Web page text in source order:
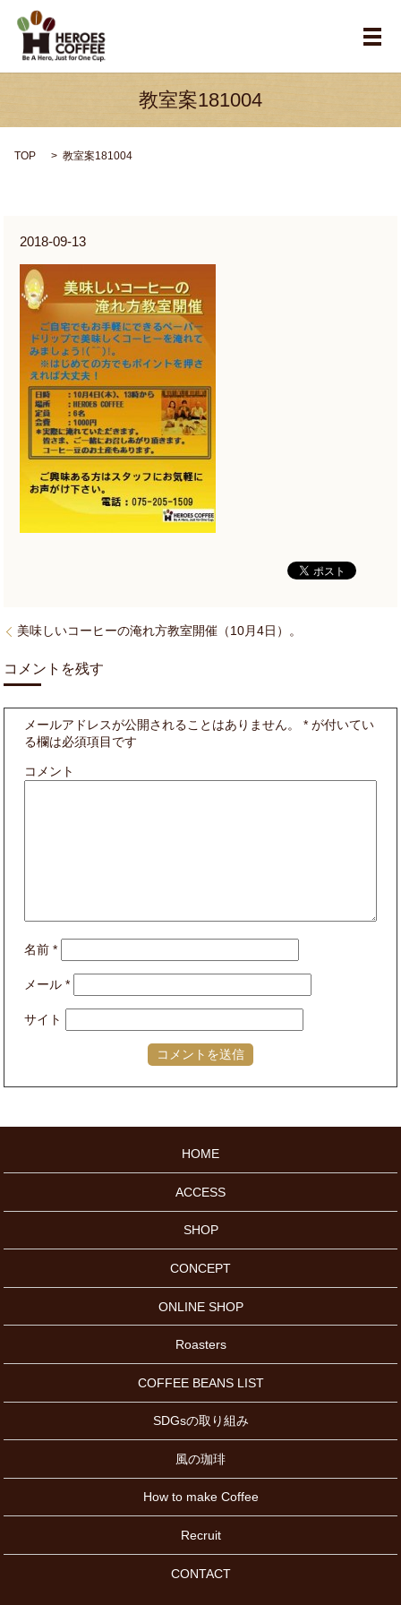
メ
教室案181004
TOP 教室案181004
2018-09-13
美味しいコーヒーの淹れ方教室開催（10月4日）。
コメントを残す
メールアドレスが公開されることはありません。 * が付いてい
る欄は必須項目です
コメント
名前*
メール*
サイト
HOME
ACCESS
SHOP
CONCEPT
ONLINE SHOP
Roasters
COFFEE BEANS LIST
SDGsの取り組み
風の珈琲
How to make Coffee
Recruit
CONTACT